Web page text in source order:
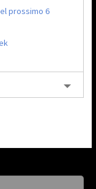
prossimo 6